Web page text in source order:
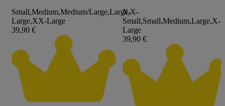
Small,Medium,Medium/Large,Large,X-
Large,XX-Large
39,90 €
X-
Small,Small,Medium,Large,X-
Large
39,90 €